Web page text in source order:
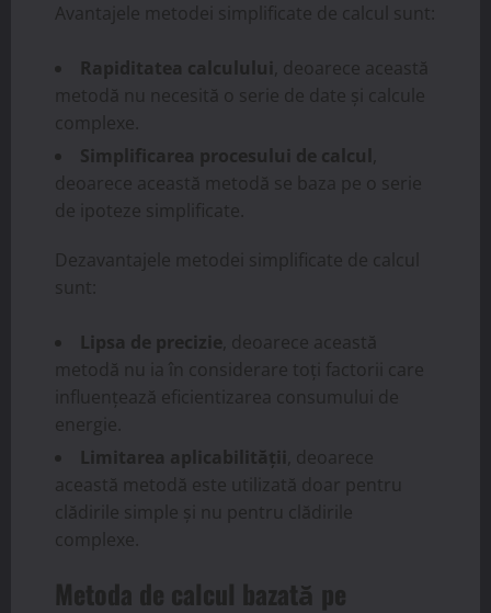
Avantajele metodei simplificate de calcul sunt:
Rapiditatea calculului, deoarece această
metodă nu necesită o serie de date și calcule
complexe.
Simplificarea procesului de calcul,
deoarece această metodă se baza pe o serie
de ipoteze simplificate.
Dezavantajele metodei simplificate de calcul
sunt:
Lipsa de precizie, deoarece această
metodă nu ia în considerare toți factorii care
influențează eficientizarea consumului de
energie.
Limitarea aplicabilității, deoarece
această metodă este utilizată doar pentru
clădirile simple și nu pentru clădirile
complexe.
Metoda de calcul bazată pe